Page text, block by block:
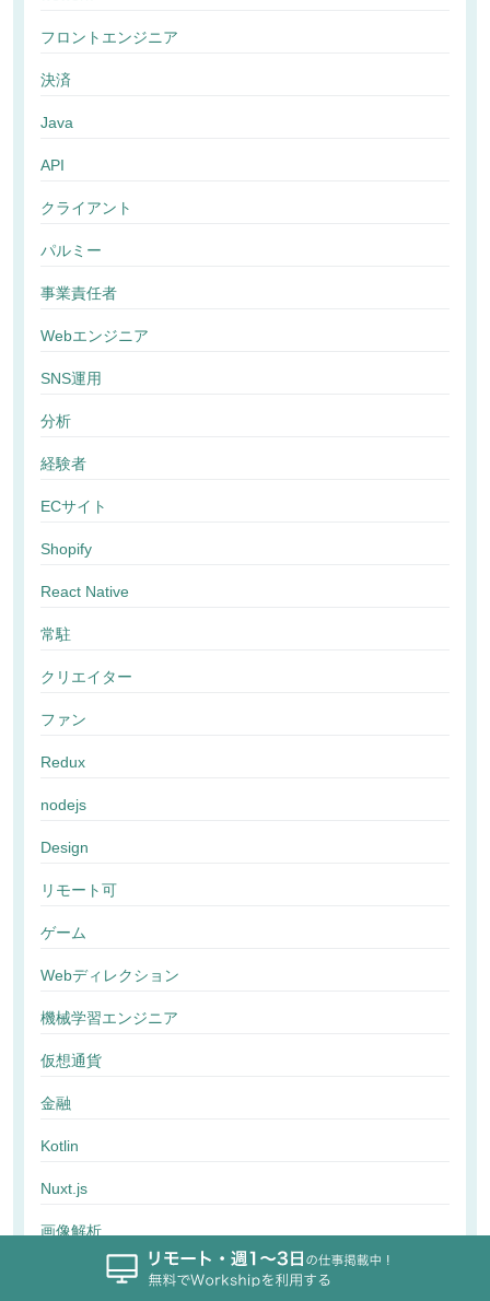
フロントエンジニア
決済
Java
API
クライアント
パルミー
事業責任者
Webエンジニア
SNS運用
分析
経験者
ECサイト
Shopify
React Native
常駐
クリエイター
ファン
Redux
nodejs
Design
リモート可
ゲーム
Webディレクション
機械学習エンジニア
仮想通貨
金融
Kotlin
Nuxt.js
画像解析